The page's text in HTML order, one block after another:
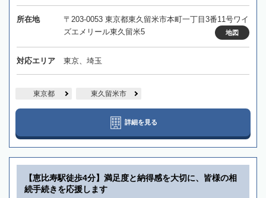
所在地
〒203-0053 東京都東久留米市本町一丁目3番11号ワイ
ズエメリール東久留米5
地図
対応エリア 東京、埼玉
東京都 東久留米市
詳細を見る
【恵比寿駅徒歩4分】満足度と納得感を大切に、皆様の相
続手続きを応援します